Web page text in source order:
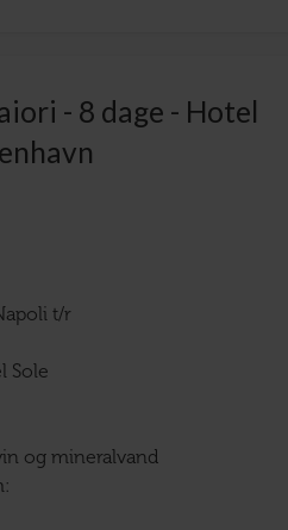
- 8 dage - Hotel
t/r
Sole
og mineralvand